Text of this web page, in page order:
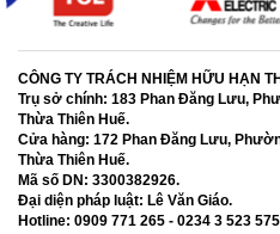
CÔNG TY TRÁCH NHIỆM HỮU HẠN
Trụ sở chính: 183 Phan Đăng Lưu,
Thừa Thiên Huế.
Cửa hàng: 172 Phan Đăng Lưu,
Thừa Thiên Huế.
Mã số DN: 3300382926.
Đại diện pháp luật: Lê Văn Giáo.
Hotline: 0909 771 265 - 0234 3 523 575